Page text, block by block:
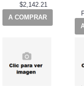
$2,142.21
A COMPRAR